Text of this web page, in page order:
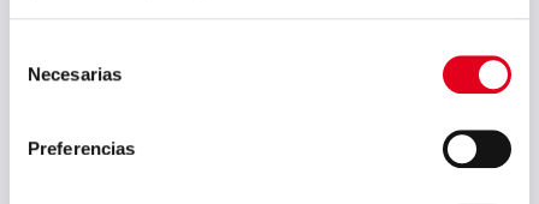
Necesarias
Preferencias
unterliegen den gemäß der
des geistigen und gewerblichen